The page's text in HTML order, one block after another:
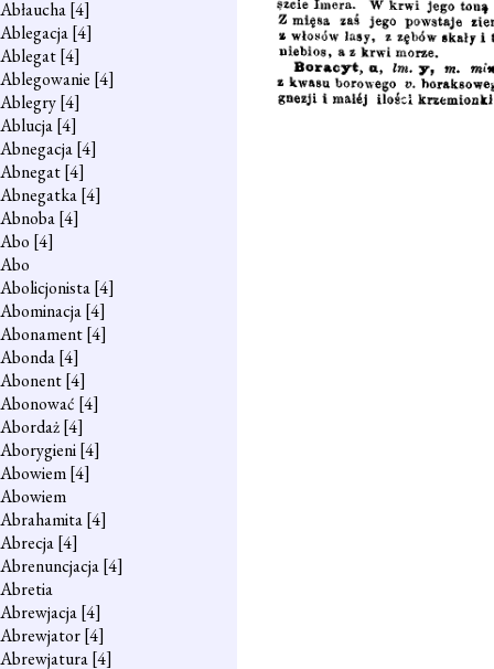
Abłaucha[4]
Ablegacja[4]
Ablegat[4]
Ablegowanie [4]
Ablegry[4]
Ablucja[4]
Abnegacja[4]
Abnegat[4]
Abnegatka[4]
Abnoba[4]
Abo [4]
Abo
Abolicjonista[4]
Abominacja[4]
Abonament[4]
Abonda[4]
Abonent[4]
Abonować [4]
Abordaż[4]
Aborygieni[4]
Abowiem[4]
Abowiem
Abrahamita[4]
Abrecja[4]
Abrenuncjacja[4]
Abretia
Abrewjacja[4]
Abrewjator[4]
Abrewjatura[4]